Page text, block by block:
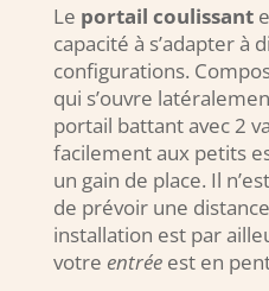
Le portail coulissant
capacité à s’adapter à
configurations.
qui s’ouvre
portail battant avec 2
facilement aux petits
un gain de place. Il
de prévoir une
installation est par
votre entréeest en